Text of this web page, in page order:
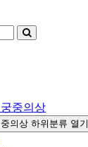
중의상
의상 하위분류 열기